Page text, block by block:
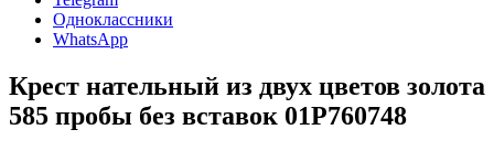
Одноклассники
WhatsApp
Крест нательный из двух цветов золота
585 пробы без вставок 01Р760748